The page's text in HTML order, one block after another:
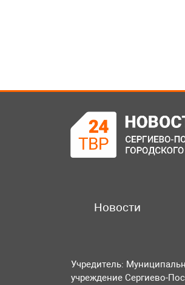
Новости
Учредитель:
учреждение Сергиево-